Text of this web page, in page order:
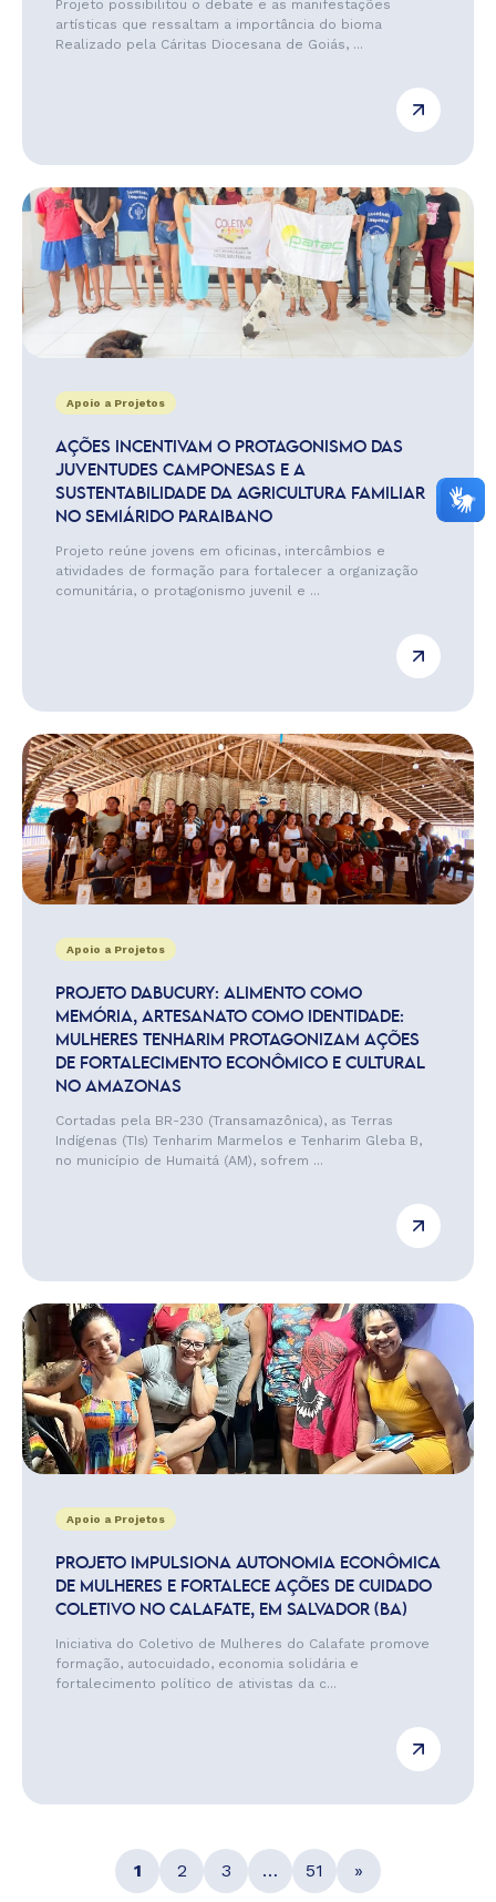
Projeto possibilitou o debate e as manifestações
artísticas que ressaltam a importância do bioma
Realizado pela Cáritas Diocesana de Goiás, ...
Apoio a Projetos
AÇÕES INCENTIVAM O PROTAGONISMO DAS
JUVENTUDES CAMPONESAS E A
SUSTENTABILIDADE DA AGRICULTURA FAMILIAR
NO SEMIÁRIDO PARAIBANO
Projeto reúne jovens em oficinas, intercâmbios e
atividades de formação para fortalecer a organização
comunitária, o protagonismo juvenil e ...
Apoio a Projetos
PROJETO DABUCURY: ALIMENTO COMO
MEMÓRIA, ARTESANATO COMO IDENTIDADE:
MULHERES TENHARIM PROTAGONIZAM AÇÕES
DE FORTALECIMENTO ECONÔMICO E CULTURAL
NO AMAZONAS
Cortadas pela BR-230 (Transamazônica), as Terras
Indígenas (TIs) Tenharim Marmelos e Tenharim Gleba B,
no município de Humaitá (AM), sofrem ...
Apoio a Projetos
PROJETO IMPULSIONA AUTONOMIA ECONÔMICA
DE MULHERES E FORTALECE AÇÕES DE CUIDADO
COLETIVO NO CALAFATE, EM SALVADOR (BA)
Iniciativa do Coletivo de Mulheres do Calafate promove
formação, autocuidado, economia solidária e
fortalecimento político de ativistas da c...
1 2 3 … 51 »